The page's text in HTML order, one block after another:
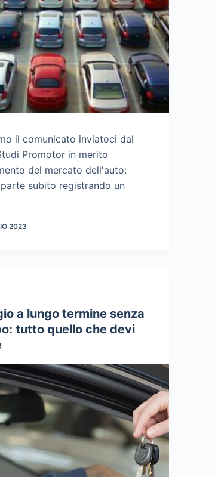
il comunicato inviatoci dal
Promotor in merito
del mercato dell'auto:
subito registrando un
2023
a lungo termine senza
tutto quello che devi